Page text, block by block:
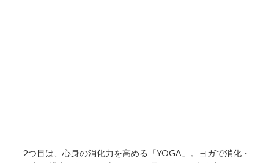
2つ目は、心身の消化力を高める「YOGA」。ヨガで消化・